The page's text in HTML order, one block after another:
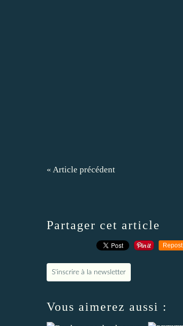
« Article précédent
Partager cet article
Repost
S'inscrire à la newsletter
Vous aimerez aussi :